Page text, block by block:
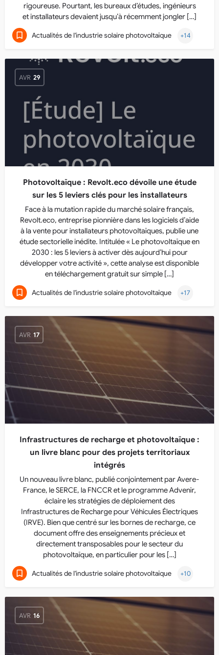
rigoureuse. Pourtant, les bureaux d’études, ingénieurs
et installateurs devaient jusqu’à récemment jongler […]
Actualités de l'industrie solaire photovoltaïque +14
AVR 29
Photovoltaïque : Revolt.eco dévoile une étude
sur les 5 leviers clés pour les installateurs
Face à la mutation rapide du marché solaire français,
Revolt.eco, entreprise pionnière dans les logiciels d’aide
à la vente pour installateurs photovoltaïques, publie une
étude sectorielle inédite. Intitulée « Le photovoltaïque en
2030 : les 5 leviers à activer dès aujourd’hui pour
développer votre activité », cette analyse est disponible
en téléchargement gratuit sur simple […]
Actualités de l'industrie solaire photovoltaïque +17
AVR 17
Infrastructures de recharge et photovoltaïque :
un livre blanc pour des projets territoriaux
intégrés
Un nouveau livre blanc, publié conjointement par Avere-
France, le SERCE, la FNCCR et le programme Advenir,
éclaire les stratégies de déploiement des
Infrastructures de Recharge pour Véhicules Électriques
(IRVE). Bien que centré sur les bornes de recharge, ce
document offre des enseignements précieux et
directement transposables pour le secteur du
photovoltaïque, en particulier pour les […]
Actualités de l'industrie solaire photovoltaïque +10
AVR 16